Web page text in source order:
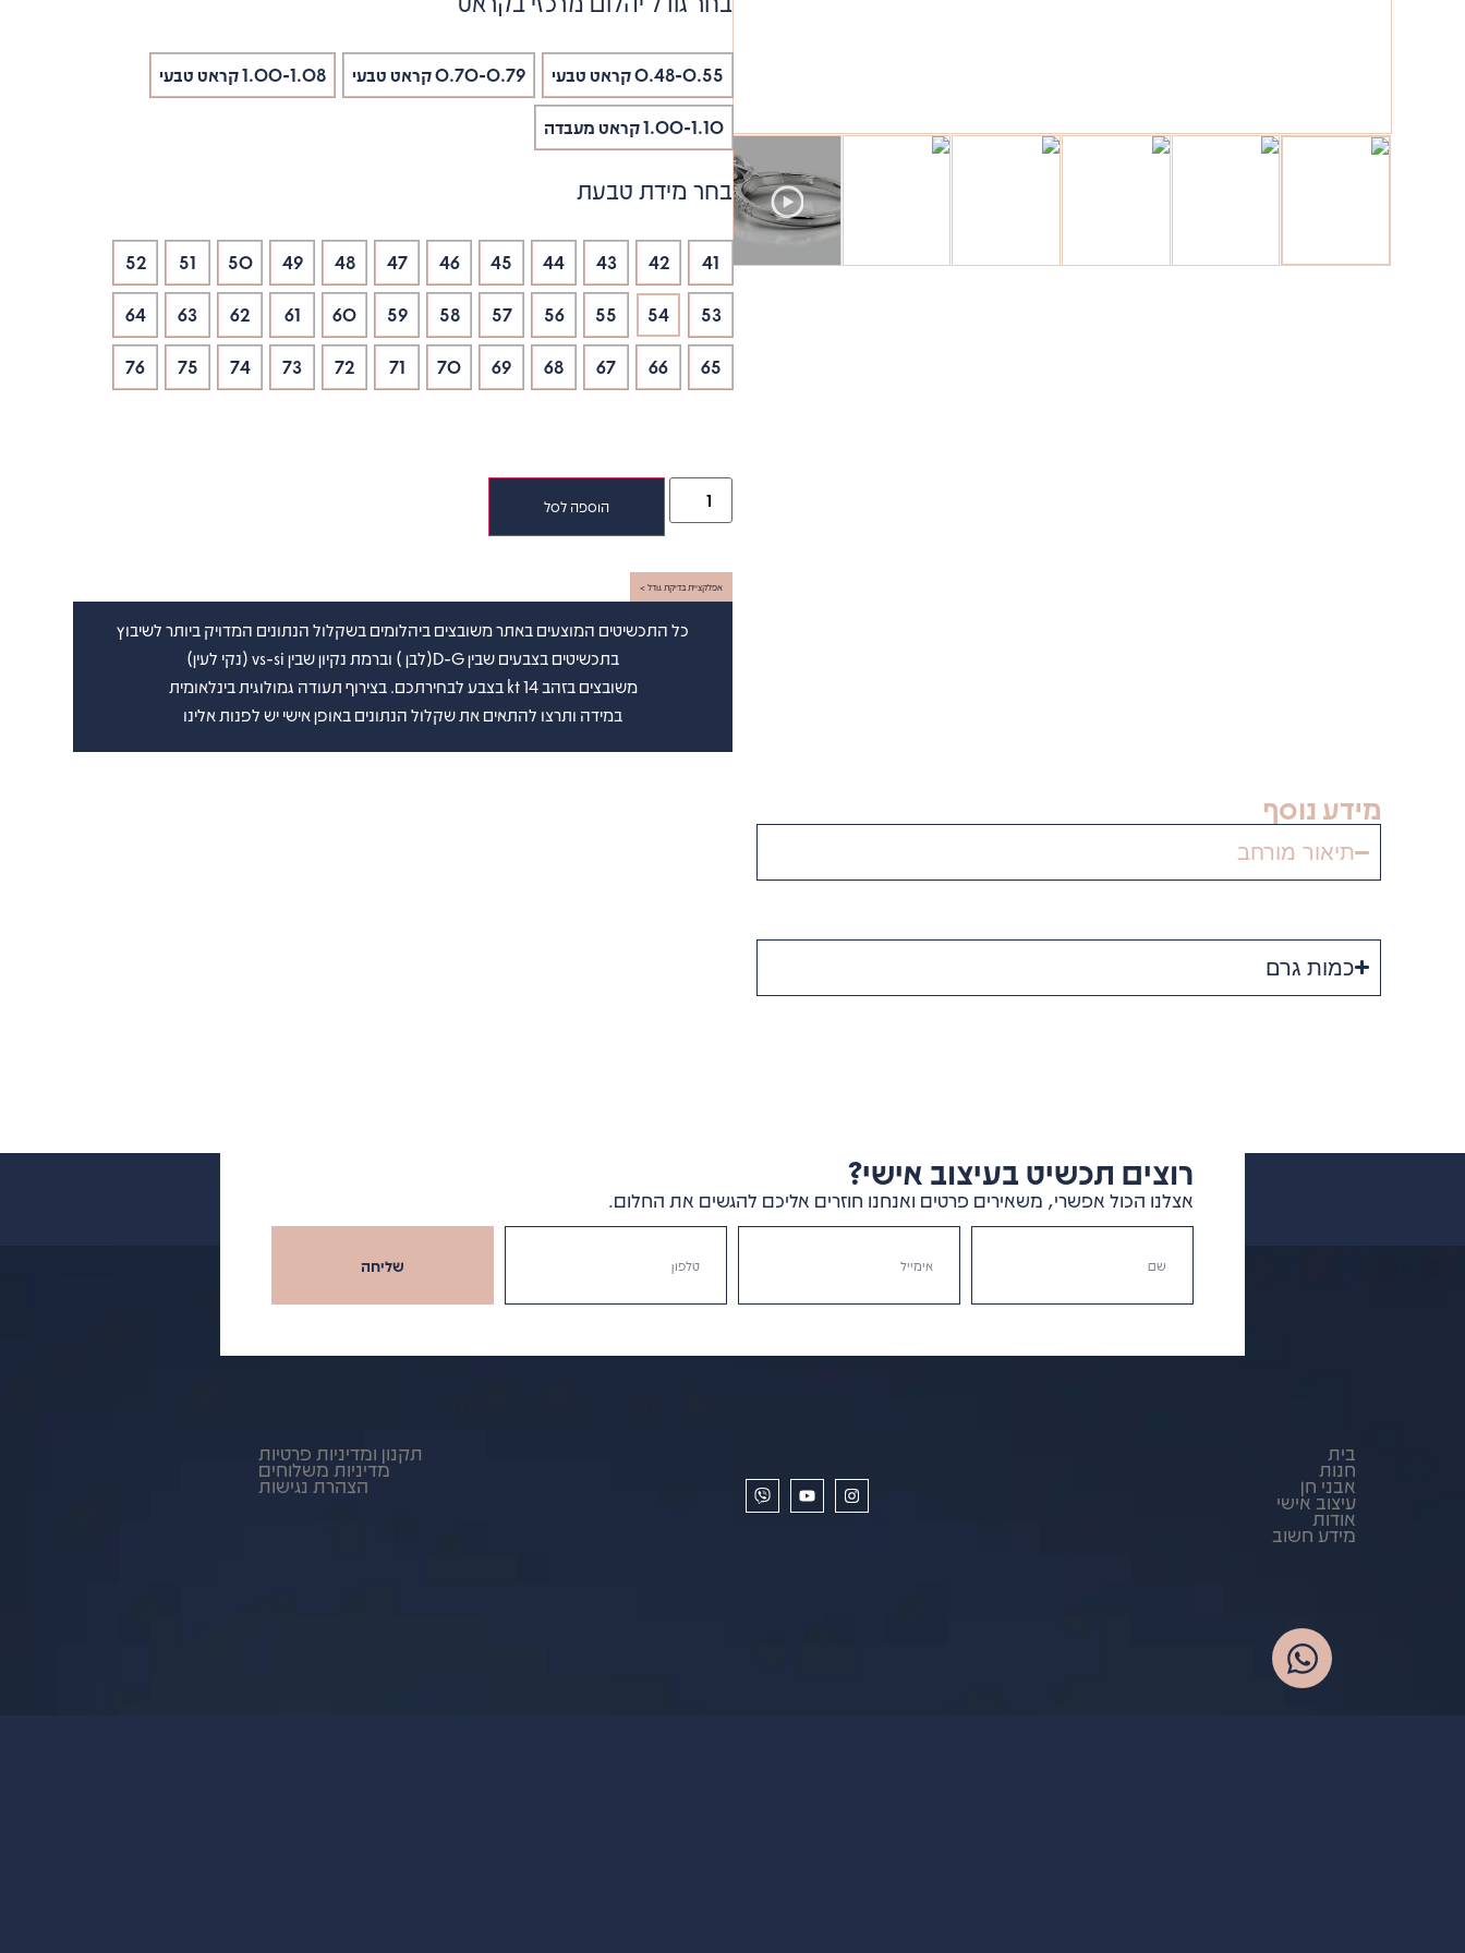
0.48-0.55 קראט טבעי 0.70-0.79 קראט טבעי 1.00-1.08 קראט טבעי
1.00-1.10 קראט מעבדה
בחר מידת טבעת
41
42
43
44
45
46
47
48
49
50
51
52
53
54
55
56
57
58
59
60
61
62
63
64
65
66
67
68
69
70
71
72
73
74
75
76
הוספה לסל
אפלקציית בדיקת גודל >
כל התכשיטים המוצעים באתר משובצים ביהלומים בשקלול הנתונים המדויק ביותר לשיבוץ
בתכשיטים בצבעים שבין D-G(לבן ) וברמת נקיון שבין vs-si (נקי לעין)
משובצים בזהב 14 kt בצבע לבחירתכם. בצירוף תעודה גמולוגית בינלאומית
במידה ותרצו להתאים את שקלול הנתונים באופן אישי יש לפנות אלינו
מידע נוסף
תיאור מורחב
כמות גרם
רוצים תכשיט בעיצוב אישי?
אצלנו הכול אפשרי, משאירים פרטים ואנחנו חוזרים אליכם להגשים את החלום.
שליחה
בית
חנות
אבני חן
עיצוב אישי
אודות
מידע חשוב
תקנון ומדיניות פרטיות
מדיניות משלוחים
הצהרת נגישות